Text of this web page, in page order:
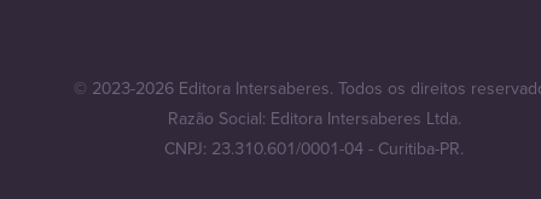
© 2023-2026 Editora Intersaberes. Todos os direitos
Razão Social: Editora Intersaberes Ltda.
CNPJ: 23.310.601/0001-04 - Curitiba-PR.